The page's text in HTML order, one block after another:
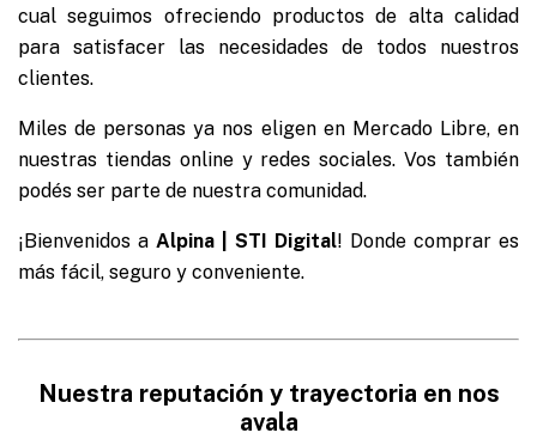
cual seguimos ofreciendo productos de alta calidad
para satisfacer las necesidades de todos nuestros
clientes.
Miles de personas ya nos eligen en Mercado Libre, en
nuestras tiendas online y redes sociales. Vos también
podés ser parte de nuestra comunidad.
¡Bienvenidos a Alpina STI Digital! Donde comprar es
más fácil, seguro y conveniente.
Nuestra reputación y trayectoria en nos
avala